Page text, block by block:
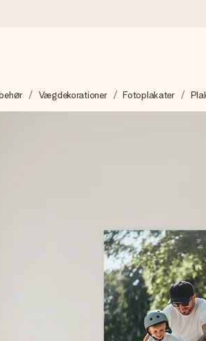
og sender den lynhurtigt – så du kan
trin – med hendes navn, et billede af dig
Vægdekorationer Fotoplakater